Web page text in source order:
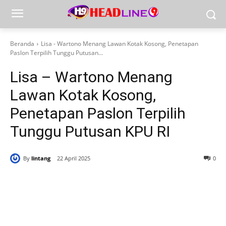
Beranda
Lisa - Wartono Menang Lawan Kotak Kosong, Penetapan
Paslon Terpilih Tunggu Putusan...
Lisa – Wartono Menang
Lawan Kotak Kosong,
Penetapan Paslon Terpilih
Tunggu Putusan KPU RI
By lintang 22 April 2025 0